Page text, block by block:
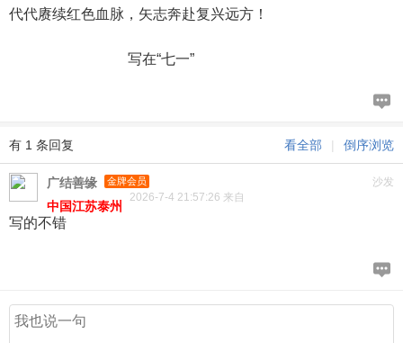
代代赓续红色血脉，矢志奔赴复兴远方！
写在“七一”
看全部 | 倒序浏览
有 1 条回复
沙发
广结善缘 金牌会员
2026-7-4 21:57:26 来自
中国江苏泰州
写的不错